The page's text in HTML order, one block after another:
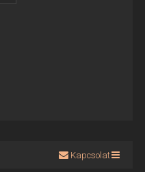
Kapcsolat